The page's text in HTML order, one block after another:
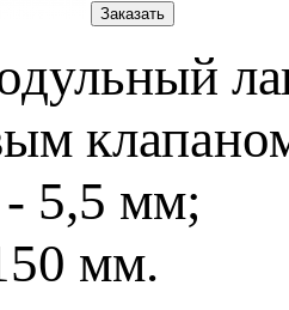
Заказать
5,5 мм;
мм.